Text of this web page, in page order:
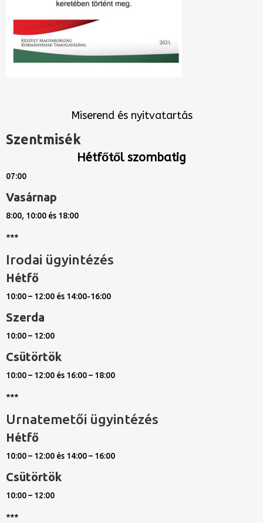
Miserend és nyitvatartás
Szentmisék
Hétfőtől szombatig
07:00
Vasárnap
8:00, 10:00 és 18:00
***
Irodai ügyintézés
Hétfő
10:00 – 12:00 és 14:00-16:00
Szerda
10:00 – 12:00
Csütörtök
10:00 – 12:00 és 16:00 – 18:00
***
Urnatemetői ügyintézés
Hétfő
10:00 – 12:00 és 14:00 – 16:00
Csütörtök
10:00 – 12:00
***